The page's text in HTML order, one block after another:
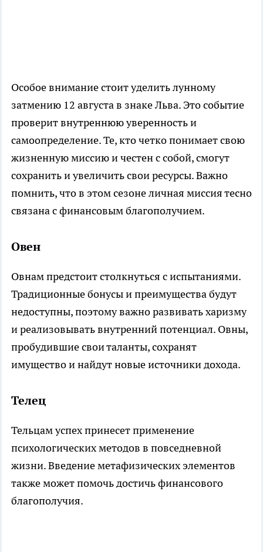
Особое внимание стоит уделить лунному
затмению 12 августа в знаке Льва. Это событие
проверит внутреннюю уверенность и
самоопределение. Те, кто четко понимает свою
жизненную миссию и честен с собой, смогут
сохранить и увеличить свои ресурсы. Важно
помнить, что в этом сезоне личная миссия тесно
связана с финансовым благополучием.
Овен
Овнам предстоит столкнуться с испытаниями.
Традиционные бонусы и преимущества будут
недоступны, поэтому важно развивать харизму
и реализовывать внутренний потенциал. Овны,
пробудившие свои таланты, сохранят
имущество и найдут новые источники дохода.
Телец
Тельцам успех принесет применение
психологических методов в повседневной
жизни. Введение метафизических элементов
также может помочь достичь финансового
благополучия.